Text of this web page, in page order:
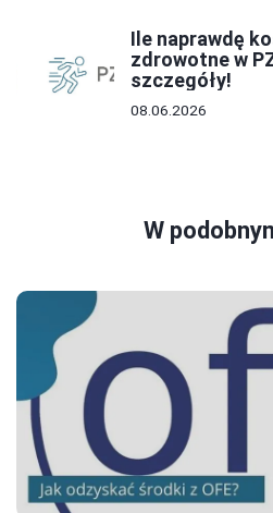
Ile naprawdę
zdrowotne w
szczegóły!
08.06.2026
W